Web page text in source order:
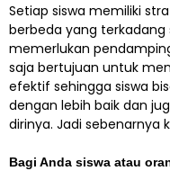
Setiap siswa memiliki
berbeda yang terkadang
memerlukan
saja bertujuan untuk
efektif sehingga siswa
dengan lebih baik dan
dirinya. Jadi sebenarnya
Bagi Anda siswa atau